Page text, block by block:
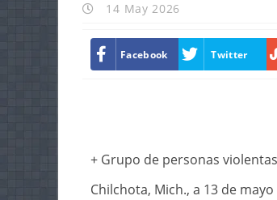
14 May 2026
Facebook Twitter
+ Grupo de personas
Chilchota, Mich., a 13 de